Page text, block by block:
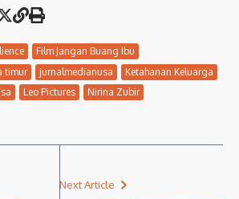
Film Jangan Buang Ibu
timur jurnalmedianusa
Ketahanan Keluarga
Leo Pictures Nirina Zubir
Next Article